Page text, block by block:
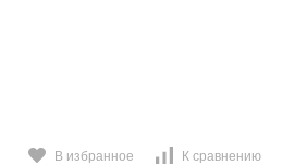
В избранное К сравнению